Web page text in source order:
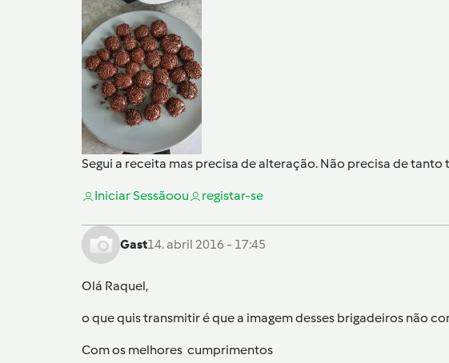
Segui a receita mas precisa de alteração. Não precisa de
Iniciar Sessãoou registar-se
Gast14. abril 2016 - 17:45
Olá Raquel,
o que quis transmitir é que a imagem desses brigadeiros não
Com os melhores cumprimentos